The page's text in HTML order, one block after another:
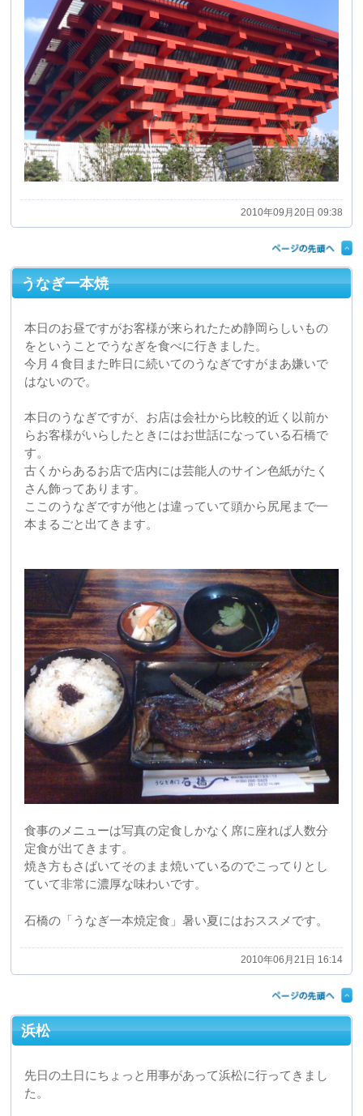
2010年09月20日 09:38
うなぎ一本焼
本日のお昼ですがお客様が来られたため静岡らしいもの
をということでうなぎを食べに行きました。
本日のうなぎですが、お店は会社から比較的近く以前か
す。
古くからあるお店で店内には芸能人のサイン色紙がたく
ここのうなぎですが他とは違っていて頭から尻尾まで一
本まるごと出てきます。
食事のメニューは写真の定食しかなく席に座れば人数分
定食が出てきます。
焼き方もさばいてそのまま焼いているのでこってりとし
ていて非常に濃厚な味わいです。
石橋の「うなぎ一本焼定食」暑い夏にはおススメです。
2010年06月21日 16:14
浜松
先日の土日にちょっと用事があって浜松に行ってきまし
た。
土曜日には静岡のお土産として定番のうなぎパイの工場
幼いころから食べてきたうなぎパイですが改めて製造工
程を見るとより一層うなぎパイに対しての愛着が出たよ
をどうぞ。